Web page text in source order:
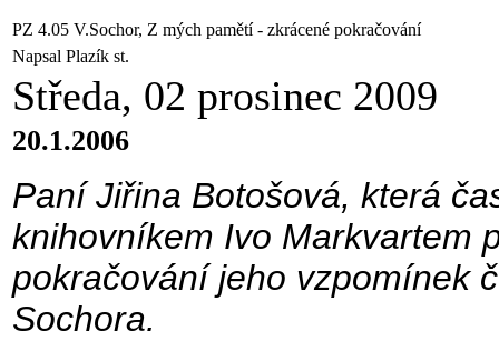
PZ 4.05 V.Sochor, Z mých pamětí - zkrácené pokračování
Napsal Plazík st.
Středa, 02 prosinec 2009
20.1.2006
Paní Jiřina Botošová, která
knihovníkem Ivo Markvartem
pokračování jeho vzpomínek
Sochora.